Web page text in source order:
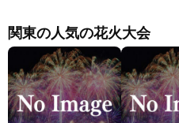
ュースLiVEサンシャイン・
岡本結子リサ／山口剛央〉
関東の人気の花火大会